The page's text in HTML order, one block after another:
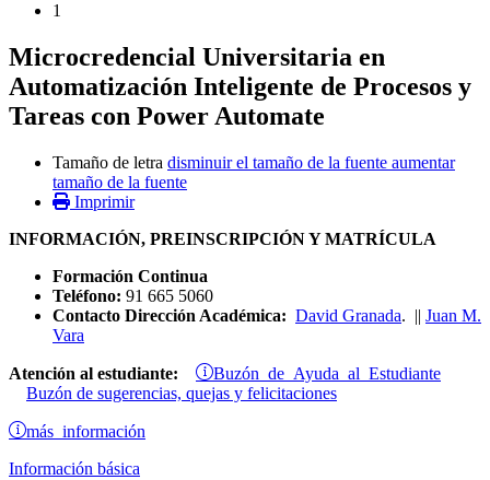
1
Microcredencial Universitaria en
Automatización Inteligente de Procesos y
Tareas con Power Automate
Tamaño de letra disminuir el tamaño de la fuente aumentar
tamaño de la fuente
Imprimir
INFORMACIÓN, PREINSCRIPCIÓN Y MATRÍCULA
Formación Continua
Teléfono: 91 665 5060
Contacto Dirección Académica: David Granada. || Juan M.
Vara
Atención al estudiante: Buzón de Ayuda al Estudiante
Buzón de sugerencias, quejas y felicitaciones
más información
Información básica